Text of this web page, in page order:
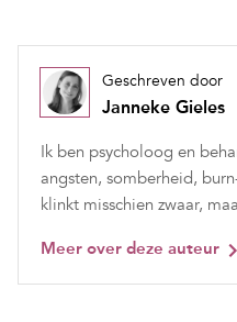
Geschreven door
Janneke Gieles
Ik ben psycholoog en
angsten, somberheid,
klinkt misschien zwaar,
Meer over deze auteur